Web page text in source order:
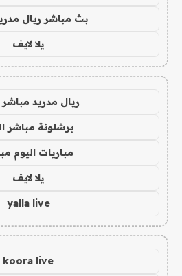
بث مباشر ريال
يلا لايف
ريال مدريد مباشر
برشلونة مباشر
مباريات اليوم
يلا لايف
yalla live
koora live